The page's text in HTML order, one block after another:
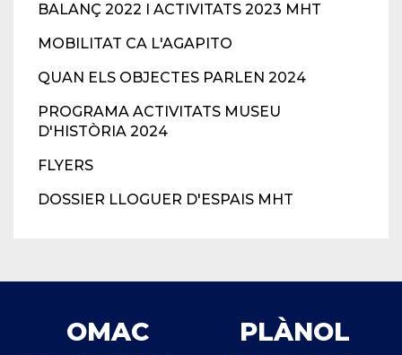
BALANÇ 2022 I ACTIVITATS 2023 MHT
MOBILITAT CA L'AGAPITO
QUAN ELS OBJECTES PARLEN 2024
PROGRAMA ACTIVITATS MUSEU
D'HISTÒRIA 2024
FLYERS
DOSSIER LLOGUER D'ESPAIS MHT
OMAC PLÀNOL